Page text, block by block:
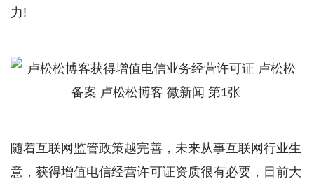
力!
随着互联网监管政策越完善，未来从事互联网行业生
意，获得增值电信经营许可证资质很有必要，目前大